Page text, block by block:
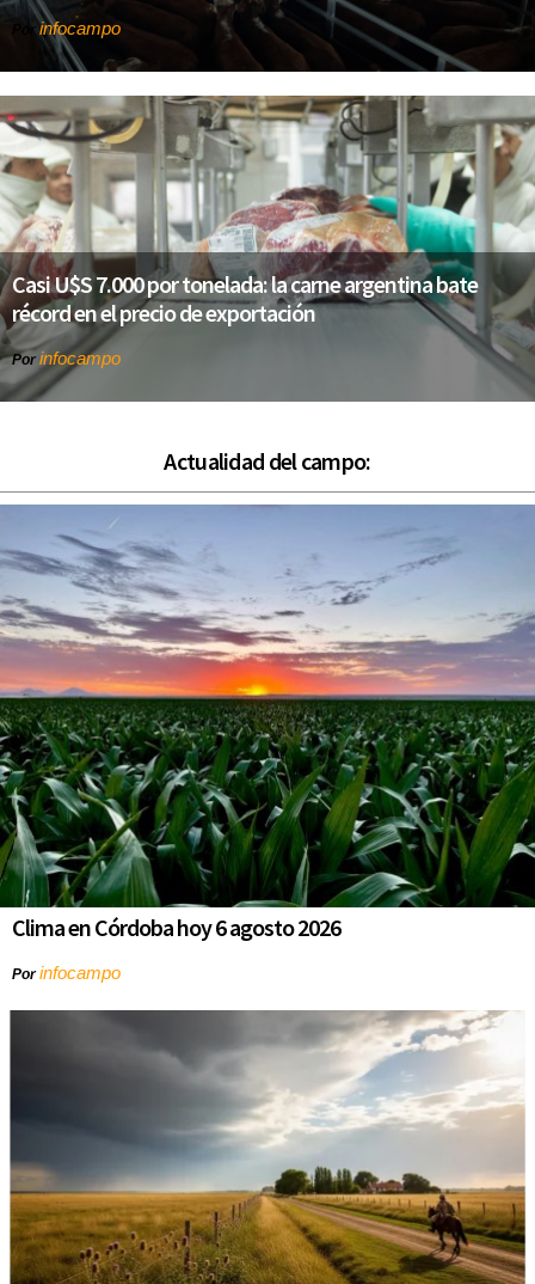
Por infocampo
Casi U$S 7.000 por tonelada: la carne argentina bate
récord en el precio de exportación
Por infocampo
Actualidad del campo:
Clima en Córdoba hoy 6 agosto 2026
Porinfocampo